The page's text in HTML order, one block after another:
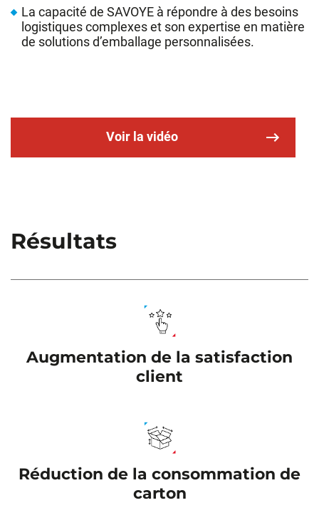
La capacité de SAVOYE à répondre à des besoins
logistiques complexes et son expertise en matière
de solutions d’emballage personnalisées.
Voir la vidéo
Résultats
Augmentation de la satisfaction
client
Réduction de la consommation de
carton